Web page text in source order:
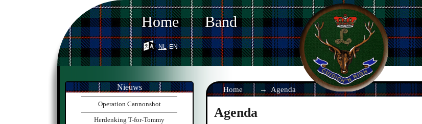
Home Band
nl en
Home Agenda
Agenda
Nieuws
Operation Cannonshot
Herdenking T-for-Tommy